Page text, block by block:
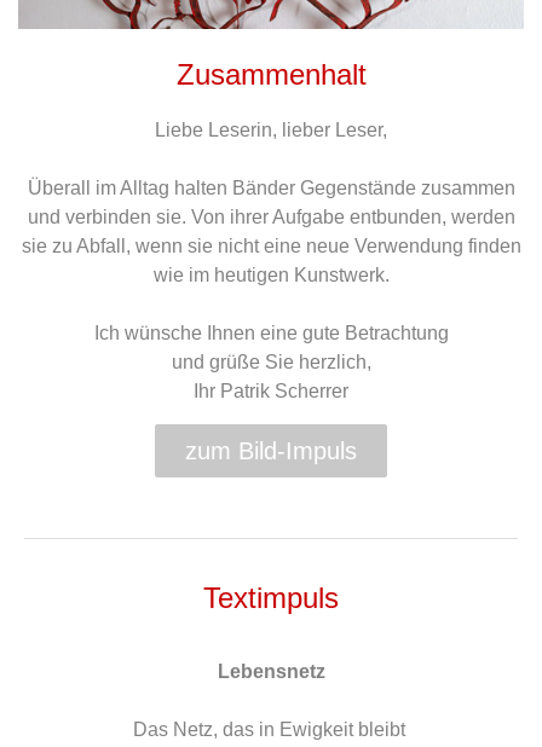
Zusammenhalt
Liebe Leserin, lieber Leser,
Überall im Alltag halten Bänder Gegenstände zusammen
und verbinden sie. Von ihrer Aufgabe entbunden, werden
sie zu Abfall, wenn sie nicht eine neue Verwendung finden
wie im heutigen Kunstwerk.
Ich wünsche Ihnen eine gute Betrachtung
und grüße Sie herzlich,
Ihr Patrik Scherrer
zum Bild-Impuls
Textimpuls
Lebensnetz
Das Netz, das in Ewigkeit bleibt